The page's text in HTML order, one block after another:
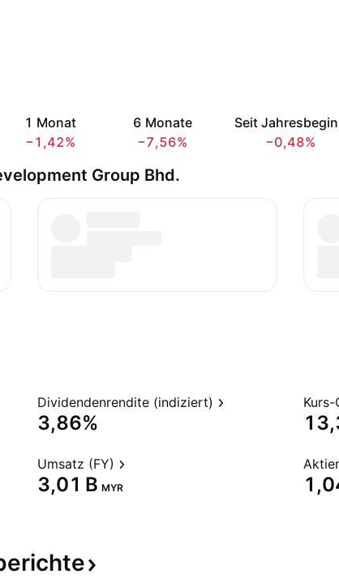
1 Monat
−1,42%
6 Monate
−7,56%
Seit
−0,48%
Group Bhd.
Dividendenrendite (indiziert)
3,86%
Kurs-
Umsatz (FY)
‪3,01 B‬ MYR